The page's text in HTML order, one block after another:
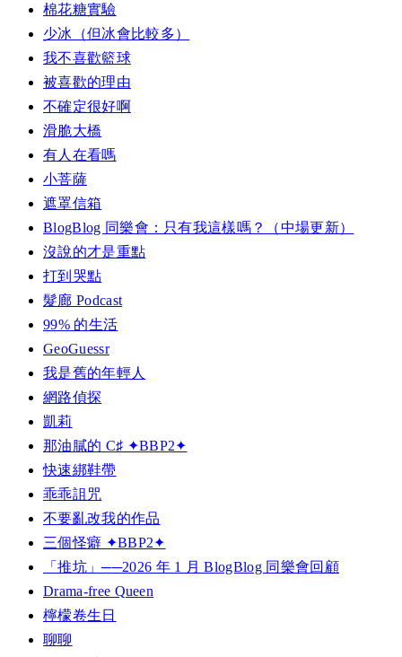
棉花糖實驗
少冰（但冰會比較多）
我不喜歡籃球
被喜歡的理由
不確定很好啊
滑脆大橋
有人在看嗎
小菩薩
遮罩信箱
BlogBlog 同樂會：只有我這樣嗎？（中場更新）
沒說的才是重點
打到哭點
髮廊 Podcast
99% 的生活
GeoGuessr
我是舊的年輕人
網路偵探
凱莉
那油膩的 C♯ ✦BBP2✦
快速綁鞋帶
乖乖詛咒
不要亂改我的作品
三個怪癖 ✦BBP2✦
「推坑」──2026 年 1 月 BlogBlog 同樂會回顧
Drama-free Queen
檸檬卷生日
聊聊